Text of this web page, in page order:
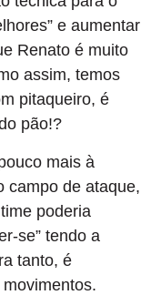
e aumentar
Renato é muito
assim, temos
pitaqueiro, é
pão!?
mais à
campo de ataque,
poderia
se” tendo a
tanto, é